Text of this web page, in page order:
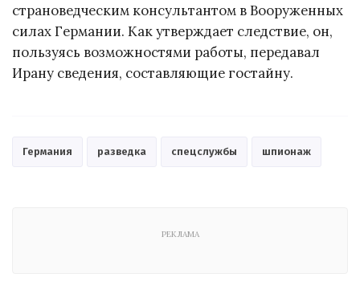
страноведческим консультантом в Вооруженных
силах Германии. Как утверждает следствие, он,
пользуясь возможностями работы, передавал
Ирану сведения, составляющие гостайну.
Германия разведка спецслужбы шпионаж
РЕКЛАМА